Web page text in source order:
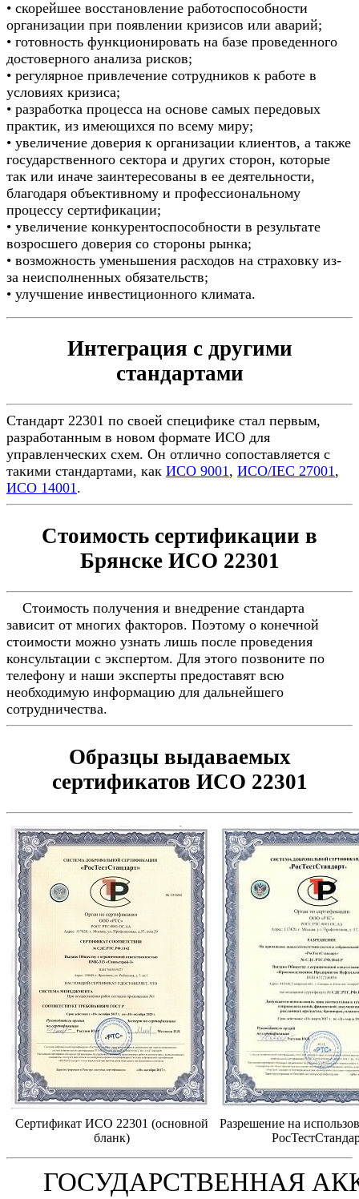
• скорейшее восстановление работоспособности
организации при появлении кризисов или аварий;
• готовность функционировать на базе проведенного
достоверного анализа рисков;
• регулярное привлечение сотрудников к работе в
условиях кризиса;
• разработка процесса на основе самых передовых
практик, из имеющихся по всему миру;
• увеличение доверия к организации клиентов, а также
государственного сектора и других сторон, которые
так или иначе заинтересованы в ее деятельности,
благодаря объективному и профессиональному
процессу сертификации;
• увеличение конкурентоспособности в результате
возросшего доверия со стороны рынка;
• возможность уменьшения расходов на страховку из-
за неисполненных обязательств;
• улучшение инвестиционного климата.
Интеграция с другими
стандартами
Стандарт 22301 по своей специфике стал первым,
разработанным в новом формате ИСО для
управленческих схем. Он отлично сопоставляется с
такими стандартами, как ИСО 9001, ИСО/IEC 27001,
ИСО 14001.
Стоимость сертификации в
Брянске ИСО 22301
Стоимость получения и внедрение стандарта
зависит от многих факторов. Поэтому о конечной
стоимости можно узнать лишь после проведения
консультации с экспертом. Для этого позвоните по
телефону и наши эксперты предоставят всю
необходимую информацию для дальнейшего
сотрудничества.
Образцы выдаваемых
сертификатов ИСО 22301
Сертификат ИСО 22301 (основной
бланк)
Разрешение на
ГОСУДАРСТВЕННАЯ